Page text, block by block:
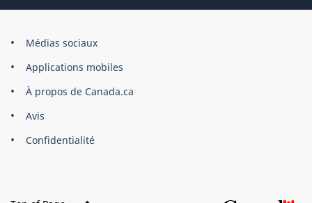
Organisation
gouvernement
du
Canada
Médias sociaux
Applications mobiles
À propos de Canada.ca
Avis
Confidentialité